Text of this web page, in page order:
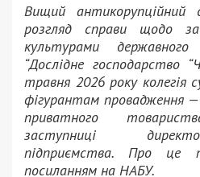
Вищий антикорупційний
розгляд справи щодо
культурами
“Дослідне господарство
травня 2026 року колегія
фігурантам провадження
приватного
заступниці
підприємства. Про це
посиланням на НАБУ.